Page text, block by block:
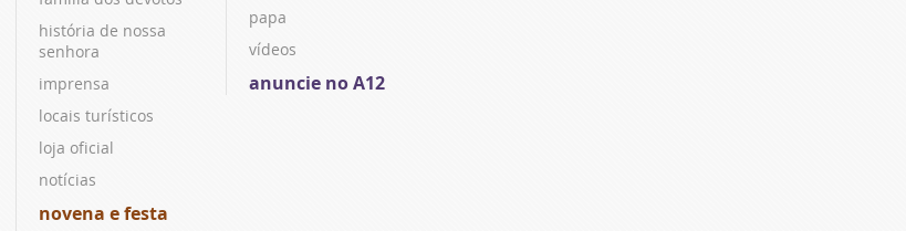
história de nossa
senhora
imprensa
locais turísticos
loja oficial
notícias
novena e festa
papa
vídeos
anuncie no A12